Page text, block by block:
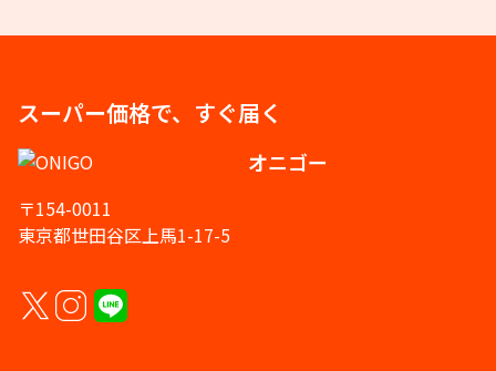
スーパー価格で、すぐ届く
オニゴー
〒154-0011
東京都世田谷区上馬1-17-5